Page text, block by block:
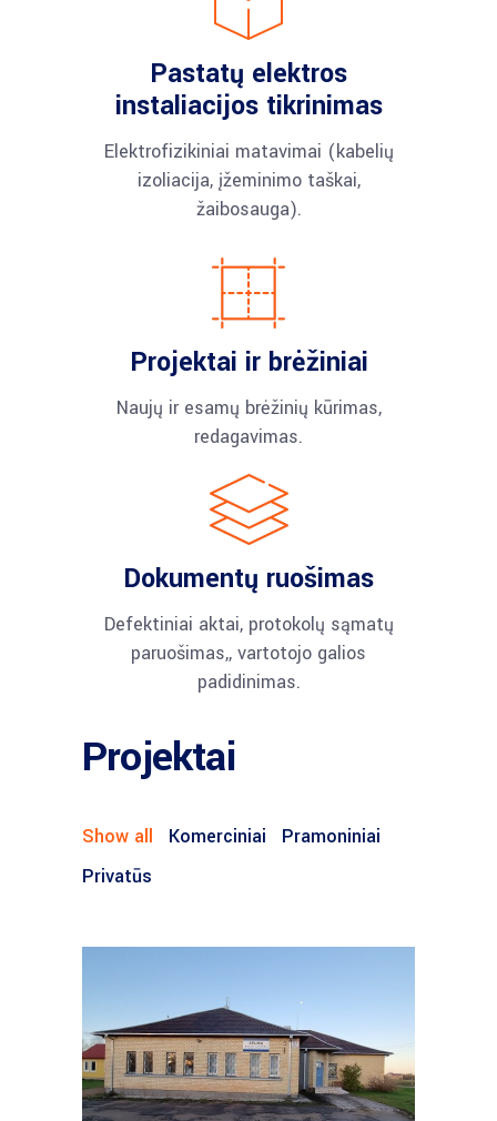
Pastatų elektros
instaliacijos tikrinimas
Elektrofizikiniai matavimai (kabelių
izoliacija, įžeminimo taškai,
žaibosauga).
Projektai ir brėžiniai
Naujų ir esamų brėžinių kūrimas,
redagavimas.
Dokumentų ruošimas
Defektiniai aktai, protokolų sąmatų
paruošimas,, vartotojo galios
padidinimas.
Projektai
Show all Komerciniai
Pramoniniai
Privatūs
1 UAB Zelma, Šiauliai
LT 2018